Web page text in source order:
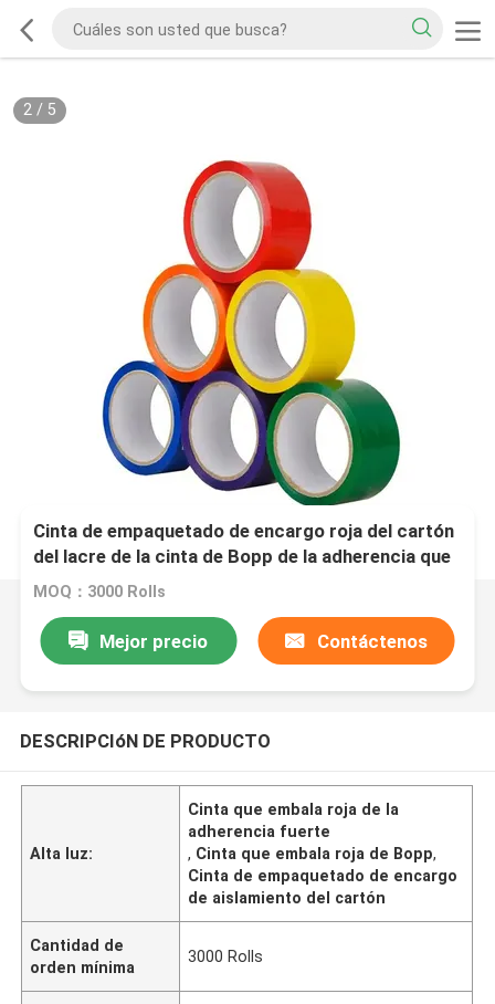
2/ 5
Cinta de empaquetado de encargo roja del cartón
del lacre de la cinta de Bopp de la adherencia que
embala fuerte
MOQ：3000 Rolls
Mejor precio Contáctenos
DESCRIPCIóN DE PRODUCTO
Alta luz:
Cinta que embala roja de la
adherencia fuerte
, Cinta que embala roja de Bopp,
Cinta de empaquetado de encargo
de aislamiento del cartón
Cantidad de
orden mínima
3000 Rolls